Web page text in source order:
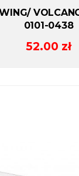
0101-0438
52.00 zł